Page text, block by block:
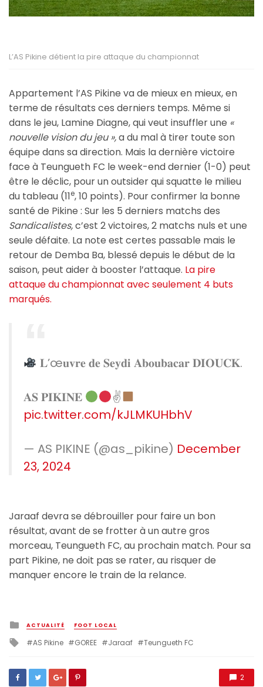
L’AS Pikine détient la pire attaque du championnat
Appartement l’AS Pikine va de mieux en mieux, en
terme de résultats ces derniers temps. Même si
dans le jeu, Lamine Diagne, qui veut insuffler une «
nouvelle vision du jeu »,a du mal à tirer toute son
équipe dans sa direction. Mais la dernière victoire
face à Teungueth FC le week-end dernier (1-0) peut
être le déclic, pour un outsider qui squatte le milieu
du tableau (11e, 10 points). Pour confirmer la bonne
santé de Pikine : Sur les 5 derniers matchs des
Sandicalistes,c’est 2 victoires, 2 matchs nuls et une
seule défaite. La note est certes passable mais le
retour de Demba Ba, blessé depuis le début de la
saison, peut aider à booster l’attaque. La pire
attaque du championnat avec seulement 4 buts
marqués.
𝐋’œ𝐮𝐯𝐫𝐞 𝐝𝐞 𝐒𝐞𝐲𝐝𝐢 𝐀𝐛𝐨𝐮𝐛𝐚𝐜𝐚𝐫 𝐃𝐈𝐎𝐔𝐂𝐊.
𝐀𝐒 𝐏𝐈𝐊𝐈𝐍𝐄
✌
pic.twitter.com/kJLMKUHbhV
— AS PIKINE (@as_pikine) December
23, 2024
Jaraaf devra se débrouiller pour faire un bon
résultat, avant de se frotter à un autre gros
morceau, Teungueth FC, au prochain match. Pour sa
part Pikine, ne doit pas se rater, au risquer de
manquer encore le train de la relance.
Posted
in
ACTUALITÉ FOOT LOCAL
Tagged
AS Pikine GOREE Jaraaf Teungueth FC
2